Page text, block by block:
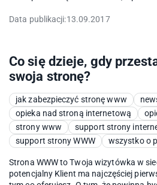
Data publikacji:13.09.2017
Co się dzieje, gdy
swoja stronę?
jak zabezpieczyć stronę www
opieka nad stroną internetową
strony www
support strony
support strony WWW
wszystko o
Strona WWW to Twoja wizytówka w
potencjalny Klient ma najczęściej